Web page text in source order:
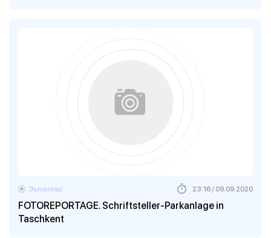
FOTOREPORTAGE. Schriftsteller-Parkanlage in
Taschkent
Эълонлар 23:16 / 09.09.2020